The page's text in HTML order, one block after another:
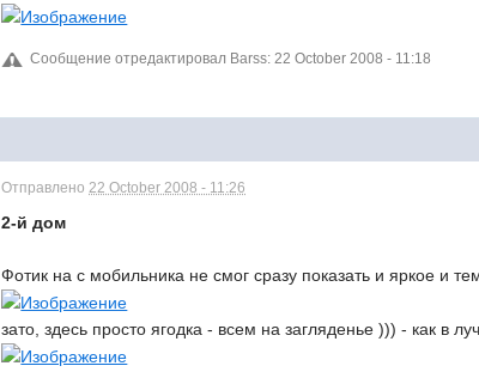
Сообщение отредактировал Barss: 22 October 2008 - 11:18
Отправлено 22 October 2008 - 11:26
2-й дом
Фотик на с мобильника не смог сразу показать и яркое и
зато, здесь просто ягодка - всем на загляденье ))) - как в